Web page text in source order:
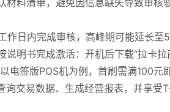
材料清单，避免因信息缺失导致审核
作日内完成审核，高峰期可能延长至5
明书完成激活：开机后下载“拉卡拉
电签版POS机为例，首刷需满100元
询交易数据、生成经营报表，并享受